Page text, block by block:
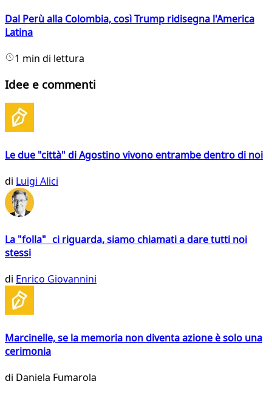
Dal Perù alla Colombia, così Trump ridisegna l'America
Latina
1 min di lettura
Idee e commenti
Le due "città" di Agostino vivono entrambe dentro di noi
di Luigi Alici
La "folla" ci riguarda, siamo chiamati a dare tutti noi
stessi
di Enrico Giovannini
Marcinelle, se la memoria non diventa azione è solo una
cerimonia
di Daniela Fumarola